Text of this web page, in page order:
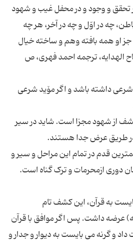
و وجود و در محفل غیب و شهود
چه در اوّل و چه در آخر، هر چه
همه بافته وهم و ساخته خیال
الهدایه، ترجمه احمد فهرى، ص
داشته باشد و اگر مۆید شرعی
از شهود مجزا است. شاید در سیر
قدم در تمام این مراحل و سیر و
به قرآن، این کشف تام
عرضه داشت. پس اگر موافق با قرآن
و گرنه می بایست به دیوار و جدار و